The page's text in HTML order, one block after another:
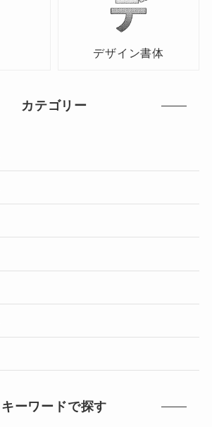
デザイン書体
カテゴリー
キーワードで探す